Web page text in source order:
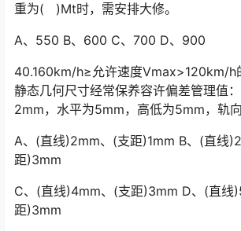
重为( )Mt时，需安排大修。
A、550 B、600 C、700 D、900
40.160km/h≥允许速度Vmax>120km/h
静态几何尺寸经常保养容许偏差管理值
2mm，水平为5mm，高低为5mm，轨
A、(直线)2mm、(支距)1mm B、(直线
距)3mm
C、(直线)4mm、(支距)3mm D、(直线
距)3mm